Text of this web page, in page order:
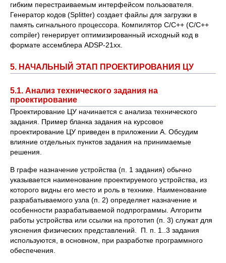
гибким перестраиваемым интерфейсом пользователя.
Генератор кодов (Splitter) создает файлы для загрузки в
память сигнального процессора. Компилятор С/С++ (С/С++
compiler) генерирует оптимизированный исходный код в
формате ассемблера ADSP-21xx.
5. НАЧАЛЬНЫЙ ЭТАП ПРОЕКТИРОВАНИЯ ЦУ
5.1. Анализ технического задания на
проектирование
Проектирование ЦУ начинается с анализа технического
задания. Пример бланка задания на курсовое
проектирование ЦУ приведен в приложении A. Обсудим
влияние отдельных пунктов задания на принимаемые
решения.
В графе назначение устройства (п. 1 задания) обычно
указывается наименование проектируемого устройства, из
которого видны его место и роль в технике. Наименование
разрабатываемого узла (п. 2) определяет назначение и
особенности разрабатываемой подпрограммы. Алгоритм
работы устройства или ссылки на прототип (п. 3) служат для
уяснения физических представлений. П. п. 1..3 задания
используются, в основном, при разработке программного
обеспечения.